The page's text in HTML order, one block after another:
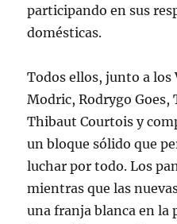
participando en sus
domésticas.
Todos ellos, junto a
Modric, Rodrygo Goes,
Thibaut Courtois y
un bloque sólido que
luchar por todo. Los
mientras que las
una franja blanca en la